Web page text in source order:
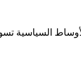
السياسية